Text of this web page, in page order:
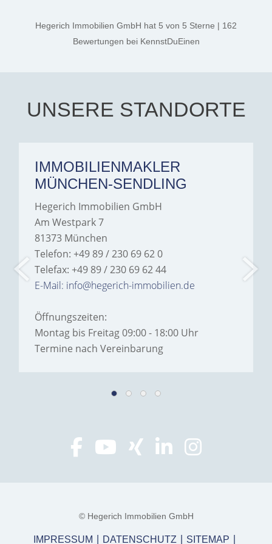
thanks, and a huge part of
the credit goes to Amelie
Jamrowâ€”she was
exceptionally professional,
Hegerich Immobilien to
anyone looking for a home.
Hegerich Immobilien GmbH hat 5 von 5 Sterne | 162
Bewertungen bei KennstDuEinen
UNSERE STANDORTE
IMMOBILIENMAKLER
MÜNCHEN-SENDLING
Hegerich Immobilien GmbH
Am Westpark 7
81373 München
Telefon: +49 89 / 230 69 62 0
Telefax: +49 89 / 230 69 62 44
E-Mail: info@hegerich-immobilien.de
Öffnungszeiten:
Montag bis Freitag 09:00 - 18:00 Uhr
Termine nach Vereinbarung
© Hegerich Immobilien GmbH
IMPRESSUM DATENSCHUTZ SITEMAP